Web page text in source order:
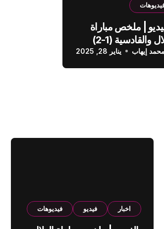
| ملخص مباراة
الهلال والقادسية (1-2)
السعوديمحمد إيهاب يناير 28, 2025
اخبار فيديو فيديوهات